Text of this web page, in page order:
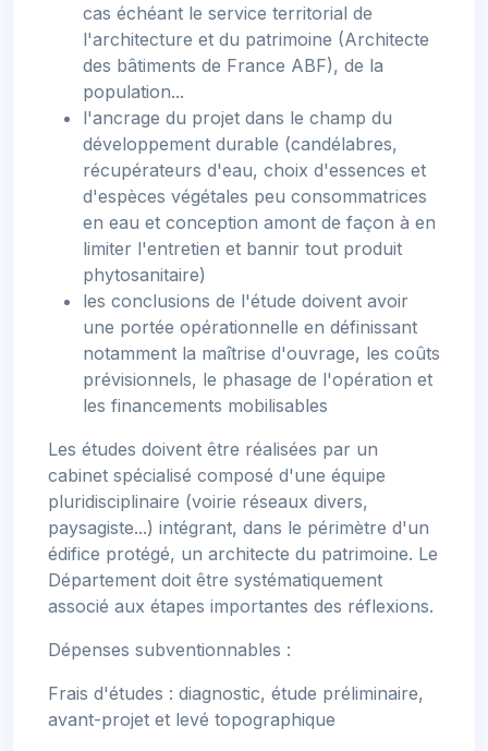
cas échéant le service territorial de
l'architecture et du patrimoine (Architecte
des bâtiments de France ABF), de la
population...
l'ancrage du projet dans le champ du
développement durable (candélabres,
récupérateurs d'eau, choix d'essences et
d'espèces végétales peu consommatrices
en eau et conception amont de façon à en
limiter l'entretien et bannir tout produit
phytosanitaire)
les conclusions de l'étude doivent avoir
une portée opérationnelle en définissant
notamment la maîtrise d'ouvrage, les coûts
prévisionnels, le phasage de l'opération et
les financements mobilisables
Les études doivent être réalisées par un
cabinet spécialisé composé d'une équipe
pluridisciplinaire (voirie réseaux divers,
paysagiste...) intégrant, dans le périmètre d'un
édifice protégé, un architecte du patrimoine. Le
Département doit être systématiquement
associé aux étapes importantes des réflexions.
Dépenses subventionnables :
Frais d'études : diagnostic, étude préliminaire,
avant-projet et levé topographique